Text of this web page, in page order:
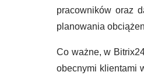
pracowników oraz
planowania
Co ważne, w
obecnymi klientami